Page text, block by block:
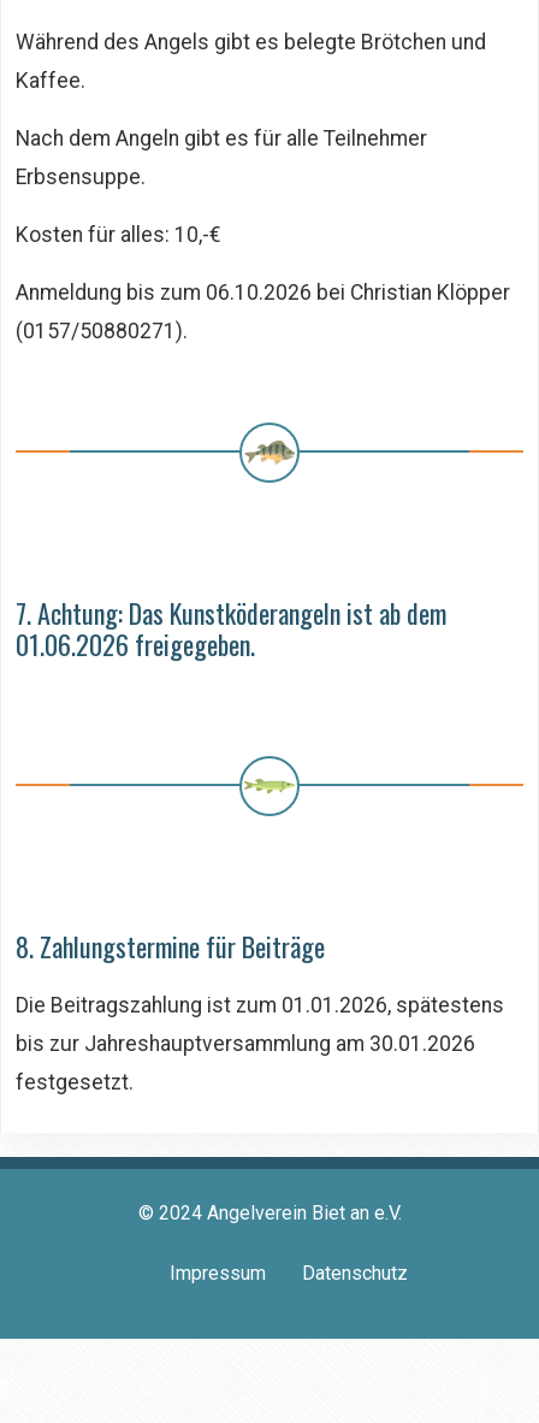
Während des Angels gibt es belegte Brötchen und
Kaffee.
Nach dem Angeln gibt es für alle Teilnehmer
Erbsensuppe.
Kosten für alles: 10,-€
Anmeldung bis zum 06.10.2026 bei Christian Klöpper
(0157/50880271).
7. Achtung: Das Kunstköderangeln ist ab dem
01.06.2026 freigegeben.
8. Zahlungstermine für Beiträge
Die Beitragszahlung ist zum 01.01.2026, spätestens
bis zur Jahreshauptversammlung am 30.01.2026
festgesetzt.
© 2024 Angelverein Biet an e.V.
Impressum Datenschutz